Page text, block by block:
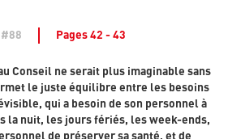
Pages 42 - 43
Conseil ne serait plus imaginable sans
le juste équilibre entre les besoins
qui a besoin de son personnel à
la nuit, les jours fériés, les week-ends,
de préserver sa santé, et de